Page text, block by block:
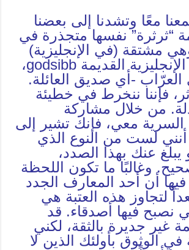
معًا وتشدنا إلى بعضنا
“ثرثرة” نفسها متجذرة في
مشتقة (في الإنجليزية)
من الكلمة الإنجليزية القديمة godsibb،
العرّاب -أي صديق العائلة.
فإننا ننخرط في خطيئة
من خلال مشاركة
السرية معي، فإنك تشير إلى
لست من النوع الذي
عنك بهذا الصدد،
وغالبًا ما تكون اللحظة
أن أحد المعارف الجدد
لتجاوز هذه العتبة هي
نصبح فيها أصدقاء. قد
غير جديرة بالثقة، لكني
الوثوق بأولئك الذين لا